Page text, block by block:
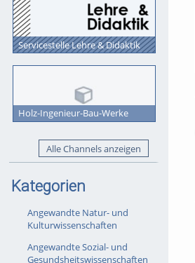
Servicestelle Lehre & Didaktik
Holz-Ingenieur-Bau-Werke
Alle Channels anzeigen
Kategorien
Angewandte Natur- und
Kulturwissenschaften
Angewandte Sozial- und
Gesundsheitswissenschaften